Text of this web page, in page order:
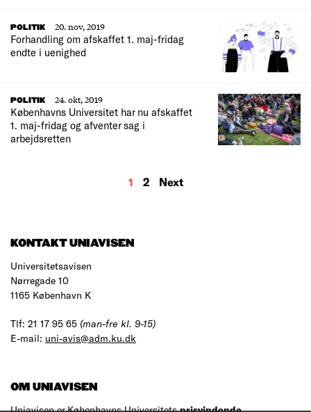
POLITIK
20. nov, 2019
Forhandling om afskaffet 1. maj-fridag
endte i uenighed
POLITIK
24. okt, 2019
Københavns Universitet har nu afskaffet
1. maj-fridag og afventer sag i
arbejdsretten
1 2 Next
KONTAKT UNIAVISEN
Universitetsavisen
Nørregade 10
1165 København K
Tlf: 21 17 95 65 (man-fre kl. 9-15)
E-mail: uni-avis@adm.ku.dk
OM UNIAVISEN